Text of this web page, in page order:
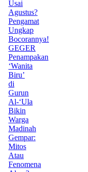
Usai
Agustus?
Pengamat
Ungkap
Bocorannya!
GEGER
Penampakan
‘Wanita
Biru’
di
Gurun
Al-‘Ula
Bikin
Warga
Madinah
Gempar:
Mitos
Atau
Fenomena